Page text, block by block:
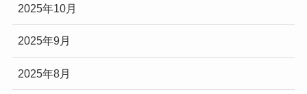
2025年10月
2025年9月
2025年8月